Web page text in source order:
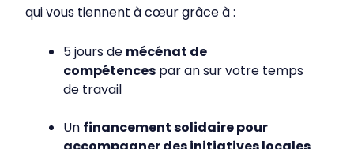
qui vous tiennent à cœur grâce à :
5 jours de mécénat de
compétences par an sur votre temps
de travail
Un financement solidaire pour